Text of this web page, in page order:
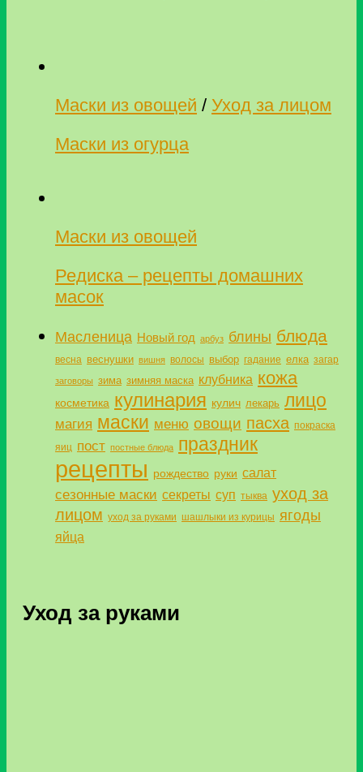
Маски из овощей / Уход за лицом
Маски из огурца
Маски из овощей
Редиска – рецепты домашних
масок
Масленица Новый год арбуз блины блюда
весна веснушки вишня волосы выбор гадание елка загар
заговоры зима зимняя маска клубника кожа
косметика кулинария кулич лекарь лицо
магия маски меню овощи пасха покраска
яиц пост постные блюда праздник
рецепты рождество руки салат
сезонные маски секреты суп тыква уход за
лицом уход за руками шашлыки из курицы ягоды
яйца
Уход за руками